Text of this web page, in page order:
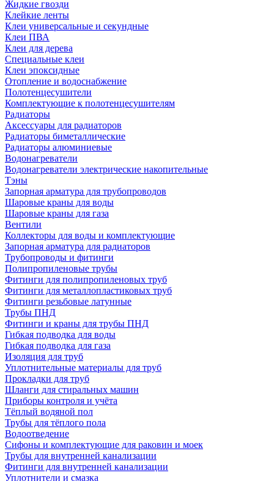
Жидкие гвозди
Клейкие ленты
Клеи универсальные и секундные
Клеи ПВА
Клеи для дерева
Специальные клеи
Клеи эпоксидные
Отопление и водоснабжение
Полотенцесушители
Комплектующие к полотенцесушителям
Радиаторы
Аксессуары для радиаторов
Радиаторы биметаллические
Радиаторы алюминиевые
Водонагреватели
Водонагреватели электрические накопительные
Тэны
Запорная арматура для трубопроводов
Шаровые краны для воды
Шаровые краны для газа
Вентили
Коллекторы для воды и комплектующие
Запорная арматура для радиаторов
Трубопроводы и фитинги
Полипропиленовые трубы
Фитинги для полипропиленовых труб
Фитинги для металлопластиковых труб
Фитинги резьбовые латунные
Трубы ПНД
Фитинги и краны для трубы ПНД
Гибкая подводка для воды
Гибкая подводка для газа
Изоляция для труб
Уплотнительные материалы для труб
Прокладки для труб
Шланги для стиральных машин
Приборы контроля и учёта
Тёплый водяной пол
Трубы для тёплого пола
Водоотведение
Сифоны и комплектующие для раковин и моек
Трубы для внутренней канализации
Фитинги для внутренней канализации
Уплотнители и смазка